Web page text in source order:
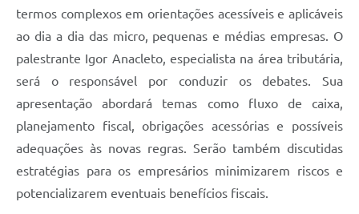
termos complexos em orientações acessíveis e aplicáveis
ao dia a dia das micro, pequenas e médias empresas. O
palestrante Igor Anacleto, especialista na área tributária,
será o responsável por conduzir os debates. Sua
apresentação abordará temas como fluxo de caixa,
planejamento fiscal, obrigações acessórias e possíveis
adequações às novas regras. Serão também discutidas
estratégias para os empresários minimizarem riscos e
potencializarem eventuais benefícios fiscais.